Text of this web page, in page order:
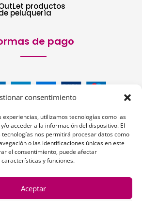
consentimiento
experiencias, utilizamos tecnologías como las
o acceder a la información del dispositivo. El
nos permitirá procesar datos como
o las identificaciones únicas en este
el consentimiento, puede afectar
y funciones.
Aceptar
productos
peluquería
de pago
Siguenos: